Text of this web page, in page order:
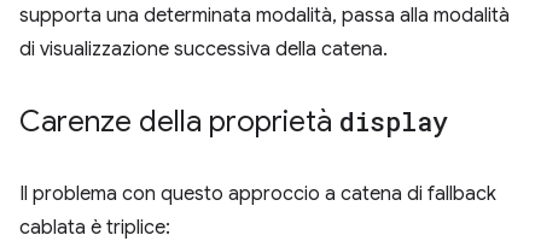
supporta una determinata modalità, passa alla modalità
di visualizzazione successiva della catena.
Carenze della proprietà display
Il problema con questo approccio a catena di fallback
cablata è triplice: